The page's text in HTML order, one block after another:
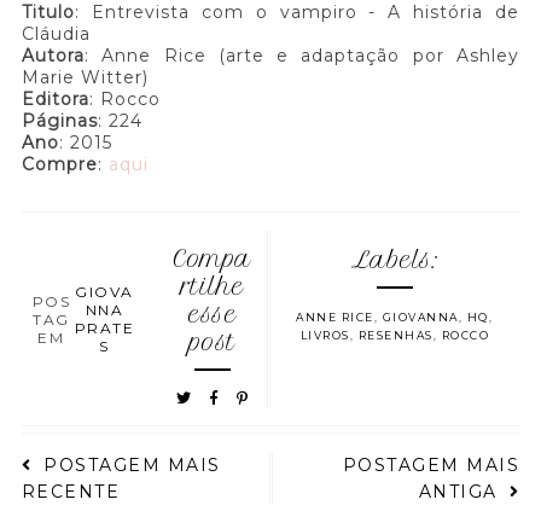
Titulo: Entrevista com o vampiro - A história de
Cláudia
Autora: Anne Rice (arte e adaptação por Ashley
Marie Witter)
Editora: Rocco
Páginas: 224
Ano: 2015
Compre: aqui
POS
TAG
EM
GIOVA
NNA
PRATE
S
Compa
rtilhe
esse
post
Labels:
ANNE RICE, GIOVANNA, HQ,
LIVROS, RESENHAS, ROCCO
POSTAGEM MAIS
RECENTE
POSTAGEM MAIS
ANTIGA